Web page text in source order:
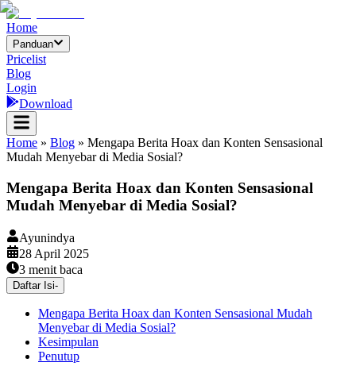
Home
Panduan
Pricelist
Blog
Login
Download
Home » Blog » Mengapa Berita Hoax dan Konten Sensasional
Mudah Menyebar di Media Sosial?
Mengapa Berita Hoax dan Konten Sensasional
Mudah Menyebar di Media Sosial?
Ayunindya
28 April 2025
3 menit baca
Daftar Isi-
Mengapa Berita Hoax dan Konten Sensasional Mudah
Menyebar di Media Sosial?
Kesimpulan
Penutup